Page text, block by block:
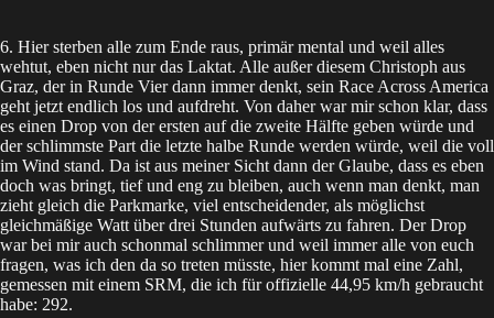
6. Hier sterben alle zum Ende raus, primär mental und weil alles
wehtut, eben nicht nur das Laktat. Alle außer diesem Christoph aus
Graz, der in Runde Vier dann immer denkt, sein Race Across America
geht jetzt endlich los und aufdreht. Von daher war mir schon klar, dass
es einen Drop von der ersten auf die zweite Hälfte geben würde und
der schlimmste Part die letzte halbe Runde werden würde, weil die voll
im Wind stand. Da ist aus meiner Sicht dann der Glaube, dass es eben
doch was bringt, tief und eng zu bleiben, auch wenn man denkt, man
zieht gleich die Parkmarke, viel entscheidender, als möglichst
gleichmäßige Watt über drei Stunden aufwärts zu fahren. Der Drop
war bei mir auch schonmal schlimmer und weil immer alle von euch
fragen, was ich den da so treten müsste, hier kommt mal eine Zahl,
gemessen mit einem SRM, die ich für offizielle 44,95 km/h gebraucht
habe: 292.